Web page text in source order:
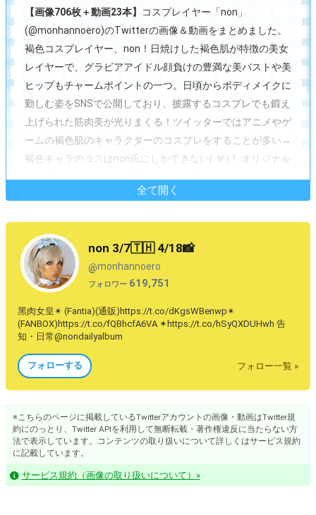
【画像706枚＋動画23本】
コスプレイヤー「non」
(@monhannoero)のTwitterの画像＆動画をまとめました。
褐色コスプレイヤー、non！日焼けした褐色肌が特徴の美女
レイヤーで、グラビアアイドル顔負けの豊満な美バストや美
ヒップもチャームポイントの一つ。日頃からボディメイクに
勤しむ姿をSNSで公開しており、披露するコスプレでも鍛え
上げられた筋肉美が光りまくる！ツイッターではアニメやゲ
ームの褐色肌のキャラクターのコスプレをすることが多い→
褐色キャラのコスはnon氏にしかできない( ·∀·)！ オリジナル
気なのは美ヒップを生かしたショット。張り出した大きな美
ィの褐色コスプレを堪能したいなら、nonのツイッターを見
れば間違いなし(∩゜∀｀∩)!!
全て開く
non 3/7🇹🇭 4/18📸
@monhannoero
フォロワー 619,751
黑肉女皇✴︎ (Fantia)(通販)https://t.co/dKgsWBenwp✴︎
(FANBOX)https://t.co/fQBhcfA6VA ✴︎https://t.co/hSyQXDUHwh 告
知・日常@nondailyalbum
フォローする フォロー一覧 »
※こちらのページに掲載しているTwitterアカウントの画像・動画はTwitter規
約にのっとり、Twitter APIを利用して無断転載・著作権違反に当たらない方
法で表示しています。コンテンツの取り扱いについて詳しくはサービス規約
に記載しています。
サービス規約（画像の取り扱いについて）»